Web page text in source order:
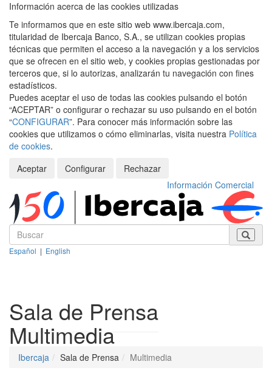
Información acerca de las cookies utilizadas
Te informamos que en este sitio web www.ibercaja.com,
titularidad de Ibercaja Banco, S.A., se utilizan cookies propias
técnicas que permiten el acceso a la navegación y a los servicios
que se ofrecen en el sitio web, y cookies propias gestionadas por
terceros que, si lo autorizas, analizarán tu navegación con fines
estadísticos.
Puedes aceptar el uso de todas las cookies pulsando el botón
“ACEPTAR” o configurar o rechazar su uso pulsando en el botón
“CONFIGURAR”. Para conocer más información sobre las
cookies que utilizamos o cómo eliminarlas, visita nuestra Política
de cookies.
Aceptar
Configurar
Rechazar
Información Comercial
Español | English
Sala de Prensa
Multimedia
Ibercaja Sala de Prensa Multimedia